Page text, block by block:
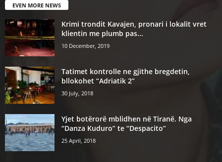
EVEN MORE NEWS
Krimi trondit Kavajen, pronari i lokalit vret
klientin me plumb pas...
10 December, 2019
Tatimet kontrolle ne gjithe bregdetin,
bllokohet “Adriatik 2”
30 July, 2018
Yjet botërorë mblidhen në Tiranë. Nga
“Danza Kuduro” te “Despacito”
25 April, 2018